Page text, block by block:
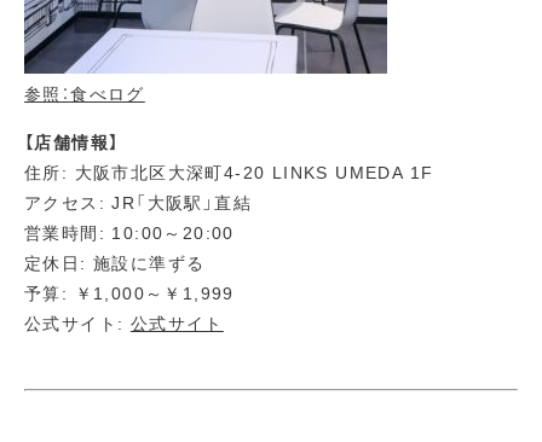
参照：食べログ
【店舗情報】
住所: 大阪市北区大深町4-20 LINKS UMEDA 1F
アクセス: JR「大阪駅」直結
営業時間: 10:00～20:00
定休日: 施設に準ずる
予算: ￥1,000～￥1,999
公式サイト: 公式サイト